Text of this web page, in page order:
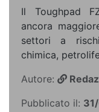
Il Toughpad
ancora
settori a
chimica,
Autore:
Pubblicato il: